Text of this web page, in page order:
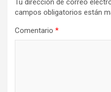
campos obligatorios están
Comentario *